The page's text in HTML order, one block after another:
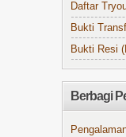
Daftar
Bukti
Bukti Resi
Berbagi